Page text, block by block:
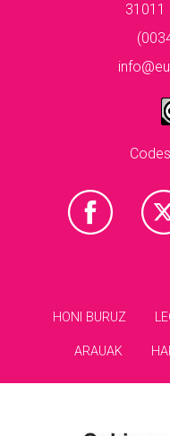
31011
HONI BURUZ
ARAUAK